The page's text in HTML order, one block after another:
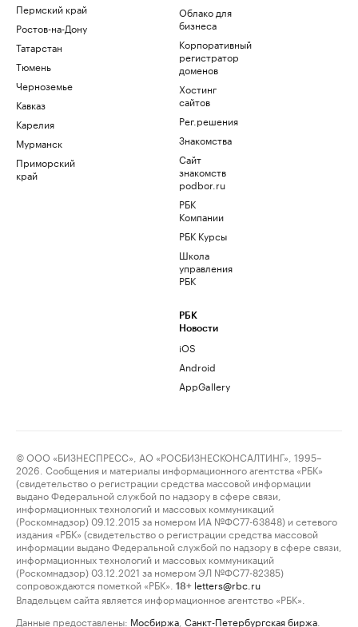
Пермский край
Ростов-на-Дону
Татарстан
Тюмень
Черноземье
Кавказ
Карелия
Мурманск
Приморский
край
Облако для
бизнеса
Корпоративный
регистратор
доменов
Хостинг
сайтов
Рег.решения
Знакомства
Сайт
знакомств
podbor.ru
РБК
Компании
РБК Курсы
Школа
управления
РБК
РБК
Новости
iOS
Android
AppGallery
© ООО «БИЗНЕСПРЕСС», АО «РОСБИЗНЕСКОНСАЛТИНГ», 1995–
2026. Сообщения и материалы информационного агентства «РБК»
(свидетельство о регистрации средства массовой информации
выдано Федеральной службой по надзору в сфере связи,
информационных технологий и массовых коммуникаций
(Роскомнадзор) 09.12.2015 за номером ИА №ФС77-63848) и сетевого
издания «РБК» (свидетельство о регистрации средства массовой
информации выдано Федеральной службой по надзору в сфере связи,
информационных технологий и массовых коммуникаций
(Роскомнадзор) 03.12.2021 за номером ЭЛ №ФС77-82385)
сопровождаются пометкой «РБК».
18+ letters@rbc.ru
Владельцем сайта является информационное агентство «РБК».
Данные предоставлены: Мосбиржа Санкт-Петербургская биржа